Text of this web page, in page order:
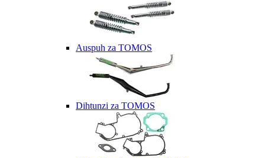
Auspuh za TOMOS
Dihtunzi za TOMOS